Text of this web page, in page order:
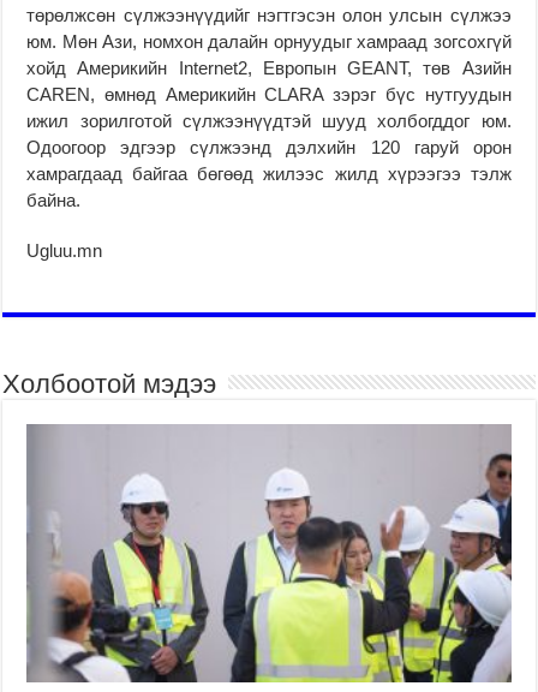
төрөлжсөн сүлжээнүүдийг нэгтгэсэн олон улсын сүлжээ
юм. Мөн Ази, номхон далайн орнуудыг хамраад зогсохгүй
хойд Америкийн Internet2, Европын GEANT, төв Азийн
CAREN, өмнөд Америкийн CLARA зэрэг бүс нутгуудын
ижил зорилготой сүлжээнүүдтэй шууд холбогддог юм.
Одоогоор эдгээр сүлжээнд дэлхийн 120 гаруй орон
хамрагдаад байгаа бөгөөд жилээс жилд хүрээгээ тэлж
байна.
Ugluu.mn
Холбоотой мэдээ